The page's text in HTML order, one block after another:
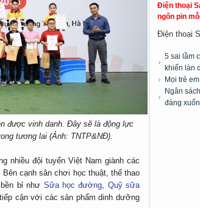
được vinh danh. Đây sẽ là động lực
tương lai (Ảnh: TNTP&NĐ).
nhiều đội tuyển Việt Nam giành các
Bên cạnh sân chơi học thuật, thể thao
bỉ như Sữa học đường, Quỹ sữa
cận với các sản phẩm dinh dưỡng
Điện thoại
ngốn pin
Điện thoại
5 sai lầm
khiến làn
Mọi trẻ
Ngân
đáng